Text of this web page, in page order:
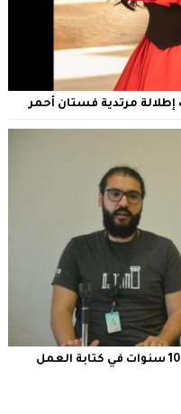
مرتدية فستان أحمر